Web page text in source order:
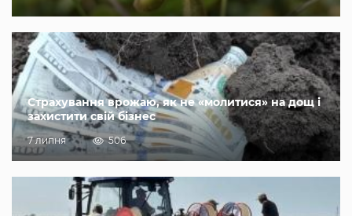
Страхування врожаю, як не «молитися» на дощ і
захистити свій бізнес
7 липня 506